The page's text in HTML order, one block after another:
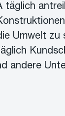
täglich
Umwelt zu
andere